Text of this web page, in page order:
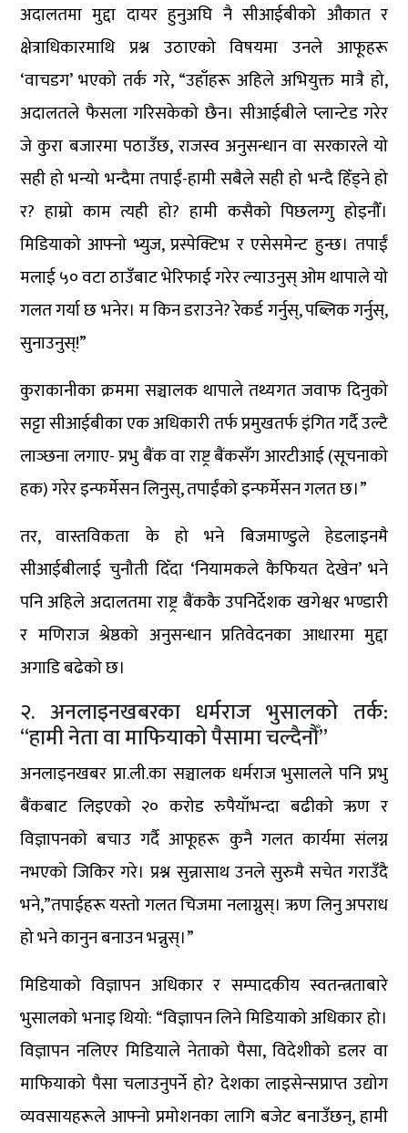
अदालतमा मुद्दा दायर हुनुअघि नै सीआईबीको औकात र
क्षेत्राधिकारमाथि प्रश्न उठाएको विषयमा उनले आफूहरू
‘वाचडग’ भएको तर्क गरे, “उहाँहरू अहिले अभियुक्त मात्रै हो,
अदालतले फैसला गरिसकेको छैन। सीआईबीले प्लान्टेड गरेर
जे कुरा बजारमा पठाउँछ, राजस्व अनुसन्धान वा सरकारले यो
सही हो भन्यो भन्दैमा तपाईं-हामी सबैले सही हो भन्दै हिँड्ने हो
र? हाम्रो काम त्यही हो? हामी कसैको पिछलग्गु होइनौँ।
मिडियाको आफ्नो भ्युज, प्रस्पेक्टिभ र एसेसमेन्ट हुन्छ। तपाईं
मलाई ५० वटा ठाउँबाट भेरिफाई गरेर ल्याउनुस् ओम थापाले यो
गलत गर्या छ भनेर। म किन डराउने? रेकर्ड गर्नुस्, पब्लिक गर्नुस्,
सुनाउनुस्!”
कुराकानीका क्रममा सञ्चालक थापाले तथ्यगत जवाफ दिनुको
सट्टा सीआईबीका एक अधिकारी तर्फ प्रमुखतर्फ इंगित गर्दै उल्टै
लाञ्छना लगाए- प्रभु बैंक वा राष्ट्र बैंकसँग आरटीआई (सूचनाको
हक) गरेर इन्फर्मेसन लिनुस्, तपाईंको इन्फर्मेसन गलत छ।”
तर, वास्तविकता के हो भने बिजमाण्डुले हेडलाइनमै
सीआईबीलाई चुनौती दिँदा ‘नियामकले कैफियत देखेन’ भने
पनि अहिले अदालतमा राष्ट्र बैंककै उपनिर्देशक खगेश्वर भण्डारी
र मणिराज श्रेष्ठको अनुसन्धान प्रतिवेदनका आधारमा मुद्दा
अगाडि बढेको छ।
२. अनलाइनखबरका धर्मराज भुसालको तर्क:
“हामी नेता वा माफियाको पैसामा चल्दैनौँ”
अनलाइनखबर प्रा.ली.का सञ्चालक धर्मराज भुसालले पनि प्रभु
बैंकबाट लिइएको २० करोड रुपैयाँभन्दा बढीको ऋण र
विज्ञापनको बचाउ गर्दै आफूहरू कुनै गलत कार्यमा संलग्न
नभएको जिकिर गरे। प्रश्न सुन्नासाथ उनले सुरुमै सचेत गराउँदै
भने,”तपाईहरू यस्तो गलत चिजमा नलाग्नुस्। ऋण लिनु अपराध
हो भने कानुन बनाउन भन्नुस्।”
मिडियाको विज्ञापन अधिकार र सम्पादकीय स्वतन्त्रताबारे
भुसालको भनाइ थियो: “विज्ञापन लिने मिडियाको अधिकार हो।
विज्ञापन नलिएर मिडियाले नेताको पैसा, विदेशीको डलर वा
माफियाको पैसा चलाउनुपर्ने हो? देशका लाइसेन्सप्राप्त उद्योग
व्यवसायहरूले आफ्नो प्रमोशनका लागि बजेट बनाउँछन्, हामी